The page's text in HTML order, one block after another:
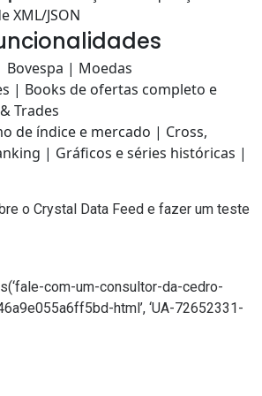
XML/JSON
Bovespa | Moedas
| Books de ofertas completo e
Trades
de índice e mercado | Cross,
| Gráficos e séries históricas |
o Crystal Data Feed e fazer um teste
com-um-consultor-da-cedro-
html’, ‘UA-72652331-